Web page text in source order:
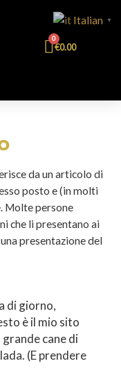
€0.00
0
da un articolo di
posto e (in molti
Molte persone
che li presentano ai
presentazione del
di giorno,
è il mio sito
grande cane di
(E prendere
Italian ▼